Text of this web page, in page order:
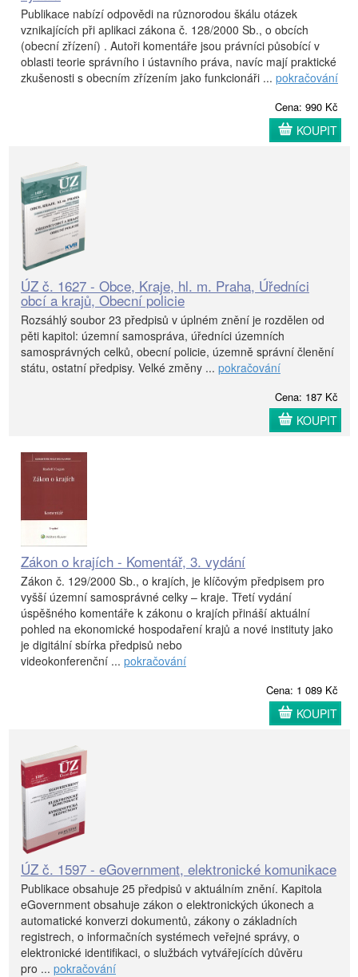
Publikace nabízí odpovědi na různorodou škálu otázek
vznikajících při aplikaci zákona č. 128/2000 Sb., o obcích
(obecní zřízení) . Autoři komentáře jsou právníci působící v
oblasti teorie správního i ústavního práva, navíc mají praktické
zkušenosti s obecním zřízením jako funkcionáři ... pokračování
Cena: 990 Kč
KOUPIT
ÚZ č. 1627 - Obce, Kraje, hl. m. Praha, Úředníci
obcí a krajů, Obecní policie
Rozsáhlý soubor 23 předpisů v úplném znění je rozdělen od
pěti kapitol: územní samospráva, úředníci územních
samosprávných celků, obecní policie, územně správní členění
státu, ostatní předpisy. Velké změny ... pokračování
Cena: 187 Kč
KOUPIT
Zákon o krajích - Komentář, 3. vydání
Zákon č. 129/2000 Sb., o krajích, je klíčovým předpisem pro
vyšší územní samosprávné celky – kraje. Třetí vydání
úspěšného komentáře k zákonu o krajích přináší aktuální
pohled na ekonomické hospodaření krajů a nové instituty jako
je digitální sbírka předpisů nebo
videokonferenční ... pokračování
Cena: 1 089 Kč
KOUPIT
ÚZ č. 1597 - eGovernment, elektronické komunikace
Publikace obsahuje 25 předpisů v aktuálním znění. Kapitola
eGovernment obsahuje zákon o elektronických úkonech a
automatické konverzi dokumentů, zákony o základních
registrech, o informačních systémech veřejné správy, o
elektronické identifikaci, o službách vytvářejících důvěru
pro ... pokračování